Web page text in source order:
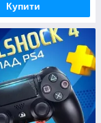
Купити